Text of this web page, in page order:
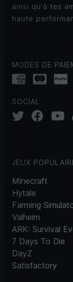
ainsi qu'à tes
haute
MODES DE
SOCIAL
JEUX
Minecraft
Hytale
Farming
Valheim
ARK: Survival
7 Days To Die
DayZ
Satisfactory